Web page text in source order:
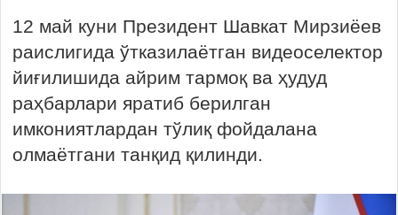
12 май куни Президент Шавкат Мирзиёев
раислигида ўтказилаётган видеоселектор
йиғилишида айрим тармоқ ва ҳудуд
раҳбарлари яратиб берилган
имкониятлардан тўлиқ фойдалана
олмаётгани танқид қилинди.